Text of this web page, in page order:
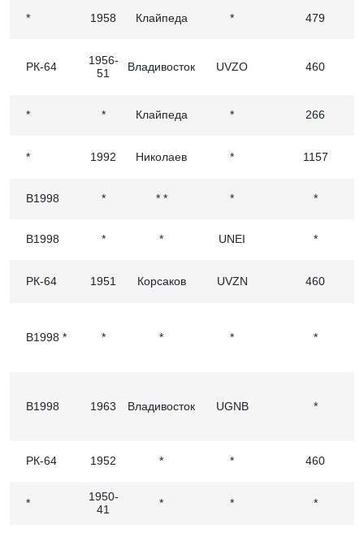
* 1958 Клайпеда * 479
РК-64
1956-
51
Владивосток UVZO 460
* * Клайпеда * 266
* 1992 Николаев * 1157
В1998 * * * * *
В1998 * * UNEI *
РК-64 1951 Корсаков UVZN 460
В1998 * * * * *
В1998 1963 Владивосток UGNB *
РК-64 1952 * * 460
*
1950-
41
* * *